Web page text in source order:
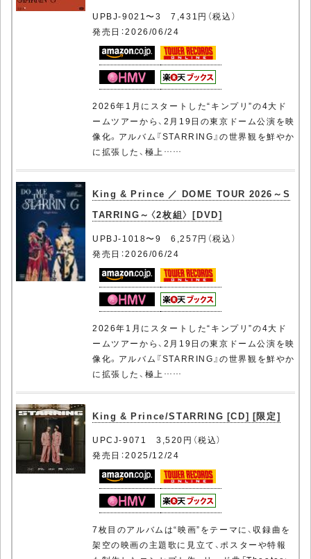
UPBJ-9021〜3 7,431円（税込）
発売日：2026/06/24
2026年1月にスタートした“キンプリ”の4大ド
ームツアーから、2月19日の東京ドーム公演を映
像化。アルバム『STARRING』の世界観を鮮やか
に拡張した、極上……
King & Prince ／ DOME TOUR 2026～S
TARRING～〈2枚組〉 [DVD]
UPBJ-1018〜9 6,257円（税込）
発売日：2026/06/24
2026年1月にスタートした“キンプリ”の4大ド
ームツアーから、2月19日の東京ドーム公演を映
像化。アルバム『STARRING』の世界観を鮮やか
に拡張した、極上……
King & Prince/STARRING [CD] [限定]
UPCJ-9071 3,520円（税込）
発売日：2025/12/24
7枚目のアルバムは“映画”をテーマに、収録曲を
架空の映画の主題歌に見立て、ポスターや特報